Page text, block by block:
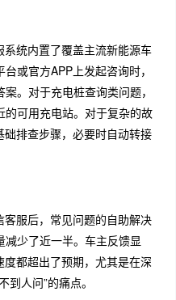
统内置了覆盖主流新能源车
或官方APP上发起咨询时，
。对于充电桩查询类问题，
可用充电站。对于复杂的故
排查步骤，必要时自动转接
服后，常见问题的自助解决
少了近一半。车主反馈显
都超出了预期，尤其是在深
人问”的痛点。